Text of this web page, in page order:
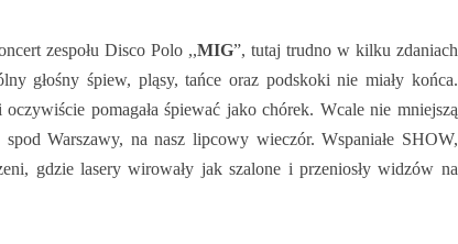
zespołu Disco Polo ,,MIG”, tutaj trudno w kilku zdaniach
głośny śpiew, pląsy, tańce oraz podskoki nie miały końca.
pomagała śpiewać jako chórek. Wcale nie mniejszą
Warszawy, na nasz lipcowy wieczór. Wspaniałe SHOW,
gdzie lasery wirowały jak szalone i przeniosły widzów na